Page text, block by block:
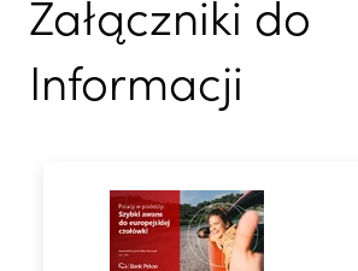
Załączniki do
Informacji